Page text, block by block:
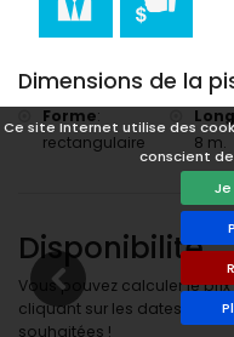
Ce site Internet utilise des
conscient
Dimensions de la
Forme:
rectangulaire
8 m.
Disponibilité
Vous pouvez calculer le
cliquant sur les dates
souhaitées !